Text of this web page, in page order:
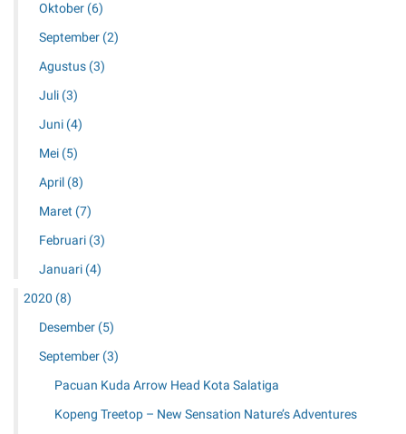
Oktober (6)
September (2)
Agustus (3)
Juli (3)
Juni (4)
Mei (5)
April (8)
Maret (7)
Februari (3)
Januari (4)
2020 (8)
Desember (5)
September (3)
Pacuan Kuda Arrow Head Kota Salatiga
Kopeng Treetop – New Sensation Nature’s Adventures